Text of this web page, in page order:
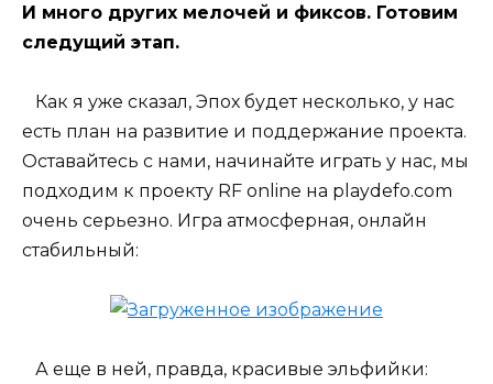
И много других мелочей и фиксов. Готовим
следущий этап.
Как я уже сказал, Эпох будет несколько, у нас
есть план на развитие и поддержание проекта.
Оставайтесь с нами, начинайте играть у нас, мы
подходим к проекту RF online на playdefo.com
очень серьезно. Игра атмосферная, онлайн
стабильный:
А еще в ней, правда, красивые эльфийки: